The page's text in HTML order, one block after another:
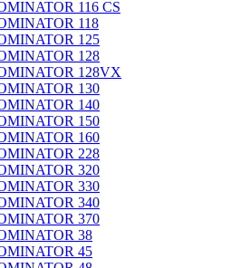
116 CS
118
125
128
128VX
130
140
150
160
228
320
330
340
370
38
45